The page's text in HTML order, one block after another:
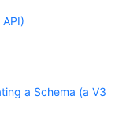
a Schema (a V3